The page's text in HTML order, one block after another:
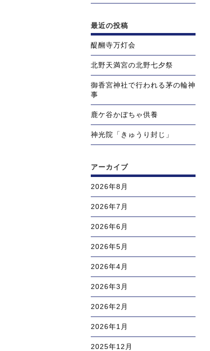
最近の投稿
醍醐寺万灯会
北野天満宮の北野七夕祭
御香宮神社で行われる茅の輪神
事
鹿ケ谷かぼちゃ供養
神光院「きゅうり封じ」
アーカイブ
2026年8月
2026年7月
2026年6月
2026年5月
2026年4月
2026年3月
2026年2月
2026年1月
2025年12月